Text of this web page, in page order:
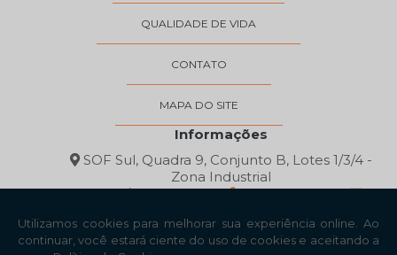
QUALIDADE DE VIDA
CONTATO
MAPA DO SITE
Informações
SOF Sul, Quadra 9, Conjunto B, Lotes 1/3/4 -
Zona Industrial
Brasília/DF - 71215-247
(61) 3035-0200